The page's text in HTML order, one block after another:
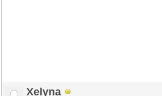
Xelyna